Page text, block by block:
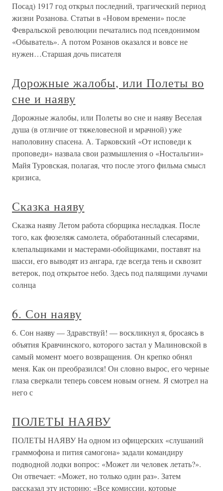
Посад) 1917 год открыл последний, трагический период
жизни Розанова. Статьи в «Новом времени» после
Февральской революции печатались под псевдонимом
«Обыватель». А потом Розанов оказался и вовсе не
нужен…Старшая дочь писателя
Дорожные жалобы, или Полеты во
сне и наяву
Дорожные жалобы, или Полеты во сне и наяву Веселая
душа (в отличие от тяжеловесной и мрачной) уже
наполовину спасена. А. Тарковский «От исповеди к
проповеди» назвала свои размышления о «Ностальгии»
Майя Туровская, полагая, что после этого фильма смысл
кризиса,
Сказка наяву
Сказка наяву Летом работа сборщика несладкая. После
того, как фюзеляж самолета, обработанный слесарями,
клепальщиками и мастерами-обойщиками, поставят на
шасси, его выводят из ангара, где всегда тень и сквозит
ветерок, под открытое небо. Здесь под палящими лучами
солнца
6. Сон наяву
6. Сон наяву — Здравствуй! — воскликнул я, бросаясь в
объятия Кравчинского, которого застал у Малиновской в
самый момент моего возвращения. Он крепко обнял
меня. Как он преобразился! Он словно вырос, его черные
глаза сверкали теперь совсем новым огнем. Я смотрел на
него с
ПОЛЕТЫ НАЯВУ
ПОЛЕТЫ НАЯВУ На одном из офицерских «слушаний
граммофона и пития самогона» задали командиру
подводной лодки вопрос: «Может ли человек летать?».
Он отвечает: «Может, но только один раз». Затем
рассказал эту историю: «Все комиссии, которые